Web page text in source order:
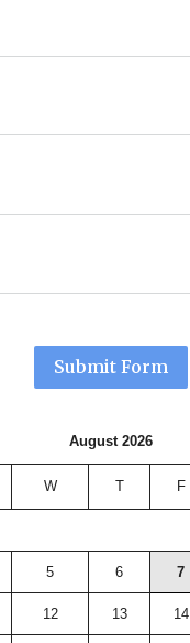
Submit Form
August 2026
W T F
5 6 7
12 13 14